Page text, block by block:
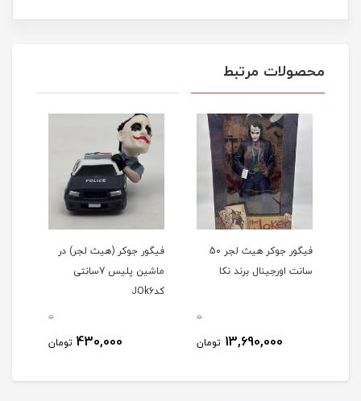
محصولات مرتبط
فیگور جوکر هیث لجر 50
سانت اورجینال برند نکا
0
13,690,000 تومان
فیگور جوکر (هیث لجر) در
ماشین پلیس 7سانتی
کدJOk6
0
430,000 تومان